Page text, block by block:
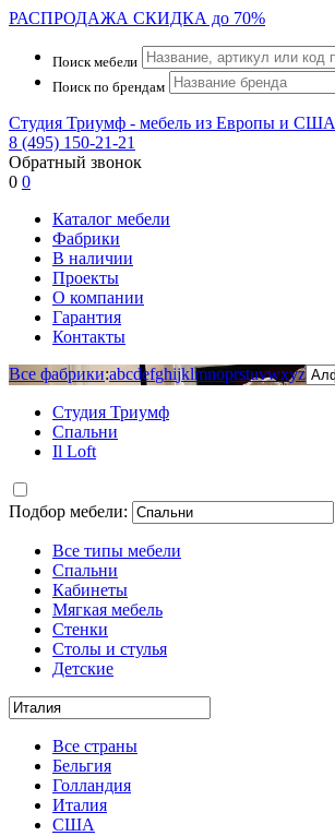
РАСПРОДАЖА СКИДКА до 70%
Поиск мебели
Поиск по брендам
Студия Триумф - мебель из Европы и США
8 (495) 150-21-21
Обратный звонок
0 0
Каталог мебели
Фабрики
В наличии
Проекты
О компании
Гарантия
Контакты
Все фабрики:abcdefghijklmnoprstuvwxyz
Студия Триумф
Спальни
Il Loft
Подбор мебели:
Все типы мебели
Спальни
Кабинеты
Мягкая мебель
Стенки
Столы и стулья
Детские
Все страны
Бельгия
Голландия
Италия
США